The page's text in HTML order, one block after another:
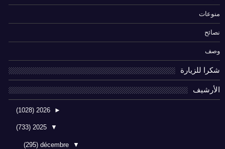
منوعات
نصائح
وصف
شكرا للزيارة
الأرشيف
►
2026
(1028)
▼
2025
(733)
▼
décembre
(295)